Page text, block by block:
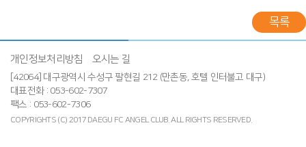
목록
개인정보처리방침 오시는 길
[42064] 대구광역시 수성구 팔현길 212 (만촌동, 호텔 인터불고 대구)
대표전화 : 053-602-7307
팩스 : 053-602-7306
COPYRIGHTS (C) 2017 DAEGU FC ANGEL CLUB. ALL RIGHTS RESERVED.